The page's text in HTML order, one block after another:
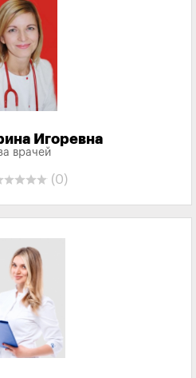
Игоревна
врачей
(0)